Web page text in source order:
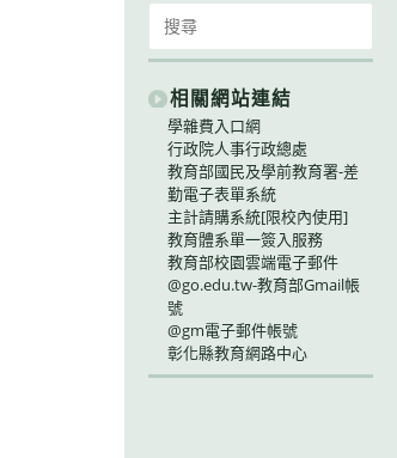
for:
相關網站連結
學雜費入口網
行政院人事行政總處
教育部國民及學前教育署-差
勤電子表單系統
主計請購系統[限校內使用]
教育體系單一簽入服務
教育部校園雲端電子郵件
@go.edu.tw-教育部Gmail帳
號
@gm電子郵件帳號
彰化縣教育網路中心